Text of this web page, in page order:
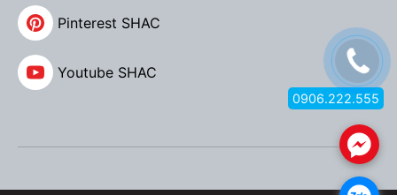
Pinterest SHAC
Youtube SHAC
.
0906.222.555